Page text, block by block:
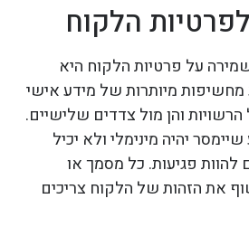
הלקוח
על פרטיות הלקוח היא
מיותרות של מידע אישי
והן מול צדדים שלישיים.
יהיה מינימלי ולא יכיל
פגיעות. כל מסמך או
את הזהות של הלקוח צריכים